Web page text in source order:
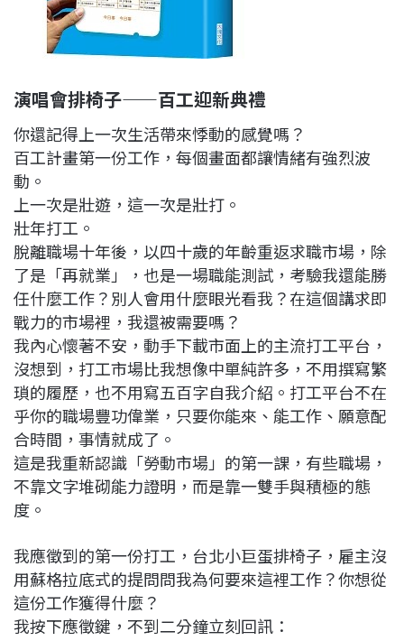
演唱會排椅子——百工迎新典禮
你還記得上一次生活帶來悸動的感覺嗎？
百工計畫第一份工作，每個畫面都讓情緒有強烈波
動。
上一次是壯遊，這一次是壯打。
壯年打工。
脫離職場十年後，以四十歲的年齡重返求職市場，除
了是「再就業」，也是一場職能測試，考驗我還能勝
任什麼工作？別人會用什麼眼光看我？在這個講求即
戰力的市場裡，我還被需要嗎？
我內心懷著不安，動手下載市面上的主流打工平台，
沒想到，打工市場比我想像中單純許多，不用撰寫繁
瑣的履歷，也不用寫五百字自我介紹。打工平台不在
乎你的職場豐功偉業，只要你能來、能工作、願意配
合時間，事情就成了。
這是我重新認識「勞動市場」的第一課，有些職場，
不靠文字堆砌能力證明，而是靠一雙手與積極的態
度。
我應徵到的第一份打工，台北小巨蛋排椅子，雇主沒
用蘇格拉底式的提問問我為何要來這裡工作？你想從
這份工作獲得什麼？
我按下應徵鍵，不到二分鐘立刻回訊：